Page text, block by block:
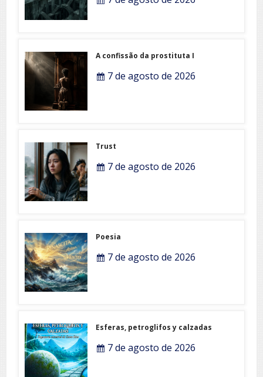
A confissão da prostituta I
7 de agosto de 2026
Trust
7 de agosto de 2026
Poesia
7 de agosto de 2026
Esferas, petroglifos y calzadas
7 de agosto de 2026